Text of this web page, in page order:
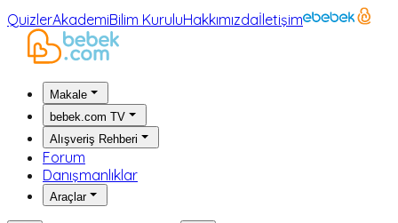
QuizlerAkademiBilim KuruluHakkımızdaİletişim
Makale
bebek.com TV
Alışveriş Rehberi
Forum
Danışmanlıklar
Araçlar